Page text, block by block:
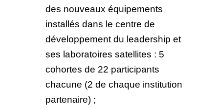
des nouveaux équipements
installés dans le centre de
développement du leadership et
ses laboratoires satellites : 5
cohortes de 22 participants
chacune (2 de chaque institution
partenaire) ;